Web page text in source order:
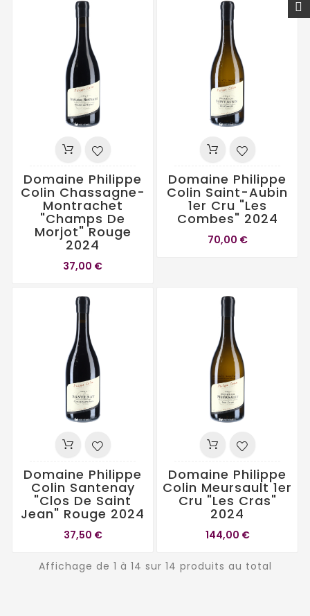
Domaine Philippe
Colin Chassagne-
Montrachet
"Champs De
Morjot" Rouge
2024
37,00 €
Domaine Philippe
Colin Saint-Aubin
1er Cru "Les
Combes" 2024
70,00 €
Domaine Philippe
Colin Santenay
"Clos De Saint
Jean" Rouge 2024
37,50 €
Domaine Philippe
Colin Meursault 1er
Cru "Les Cras"
2024
144,00 €
Affichage de 1 à 14 sur 14 produits au total